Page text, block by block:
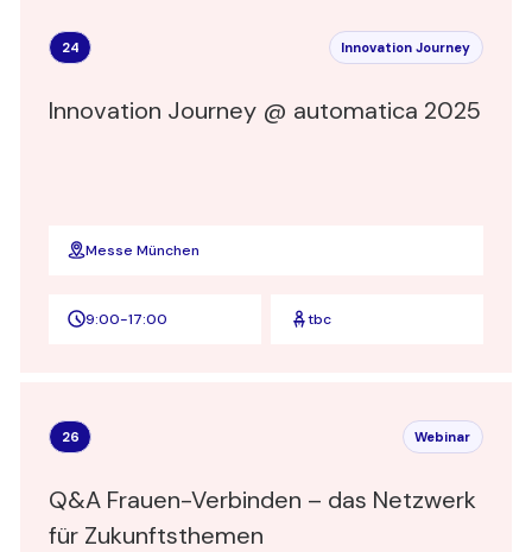
24 Innovation Journey
Innovation Journey @ automatica 2025
Messe München
9:00-17:00 tbc
26 Webinar
Q&A Frauen-Verbinden – das Netzwerk
für Zukunftsthemen